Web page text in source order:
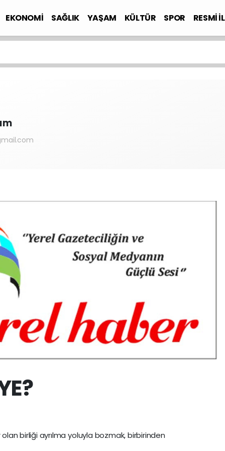
EKONOMİ SAĞLIK YAŞAM KÜLTÜR SPOR RESMİ
olan birliği ayrılma yoluyla bozmak, birbirinden